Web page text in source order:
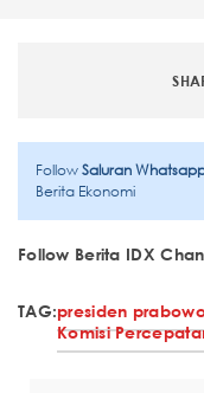
FollowSaluran
Berita Ekonomi
Follow Berita IDX
TAG:presiden
Komisi